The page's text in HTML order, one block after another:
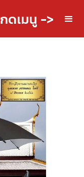
กดเมนู ->